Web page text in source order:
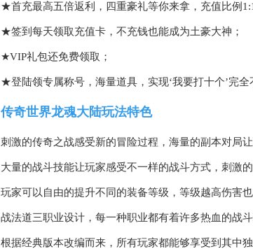
★首充最高五倍返利，四重豪礼等你来拿，充值比例
★签到每天领取充值卡，不充钱也能成为土豪大神；
★VIP礼包还免费领取；
★登陆领专属称号，海量道具，实现‘我要打十个’完全
传奇世界龙魂大陆玩法特色
刺激的传奇之战感受新的冒险过程，海量的副本对局
大量的战斗技能让玩家感受不一样的战斗方式，刺激
玩家可以自由的提升不同的装备等级，等级越高伤害
战法道三职业设计，每一种职业都有着许多热血的战斗
根据经典版本改编而来，所有玩家都能够享受到其中独